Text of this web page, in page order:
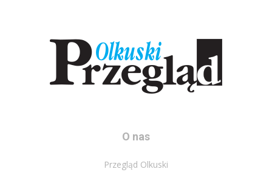
O nas
Przegląd Olkuski